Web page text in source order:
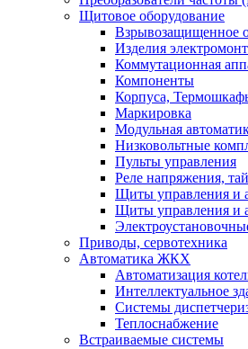
Щитовое оборудование
Взрывозащищенное
Изделия
Коммутационная
Компоненты
Корпуса,
Маркировка
Модульная
Низковольтные
Пульты управления
Реле напряжения,
Щиты управления и
Щиты управления и
Приводы, сервотехника
Автоматика ЖКХ
Автоматизация
Интеллектуальное
Системы
Теплоснабжение
Встраиваемые системы